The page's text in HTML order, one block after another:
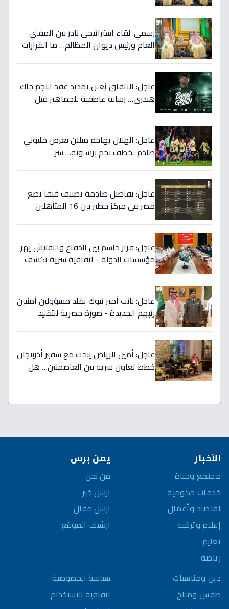
رسمي: لقاء استراتيجي نادر بين المفتي
العام ورئيس ديوان المظالم… ما القرارات
عاجل: الاتفاق يُعلن تمديد عقد النجم جاك
هندري… رسالة عاطفية للجماهير قبل
عاجل: الهلال يهاجم ميلان بعرض مليوني
صادم لخطف نجم برشلونة… سر
عاجل: تفاصيل صادمة تصنيف فيفا يضع
مصر في مركز خطير بين 16 المتأهلين
عاجل: قرار حاسم بين الدفاع والتفتيش يهز
مؤسسات الدولة - اتفاقية سرية تكشف
عاجل: نائب أمير تبوك يقلد مسؤولين أمنيين
رتبهم الجديدة - صورة حصرية للتقليد
عاجل: أمين الرياض يبحث مع سفير أذربيجان
خطط تعاون سرية بين العاصمتين… هل
الأخبار
مجتمع وحياة
خدمات حكومية
اقتصاد وأعمال
إعلام وترفيه
تعليم
رياضة
دين ومناسبات
طقس ومناخ
يمن برس
من نحن
ارسل خبر
ارسل مقال
ارشيف الموقع
سياسة الخصوصية
اتفاقية الاستخدام